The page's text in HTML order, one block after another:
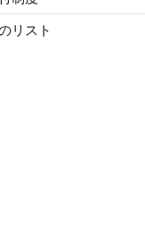
リスト